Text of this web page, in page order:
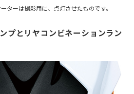
ターは撮影用に、点灯させたものです。
プとリヤコンビネーションラン